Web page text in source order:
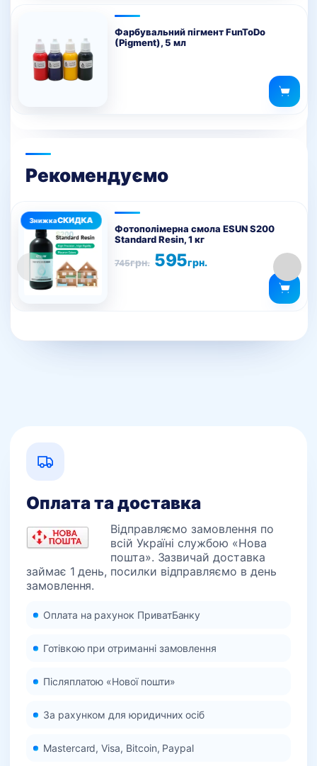
Фарбувальний пігмент FunToDo
(Pigment), 5 мл
Рекомендуємо
Фотополімерна смола ESUN S200
Standard Resin, 1 кг
745грн.
Оригінальна
ціна:
595грн.
Поточна
ціна:
Цей
товар
має
кілька
варіантів.
Параметри
Оплата та доставка
Відправляємо замовлення по
всій Україні службою «Нова
пошта». Зазвичай доставка
займає 1 день, посилки відправляємо в день
замовлення.
Оплата на рахунок ПриватБанку
Готівкою при отриманні замовлення
Післяплатою «Нової пошти»
За рахунком для юридичних осіб
Mastercard, Visa, Bitcoin, Paypal